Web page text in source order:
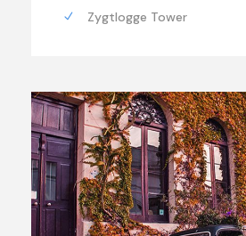
Zygtlogge Tower